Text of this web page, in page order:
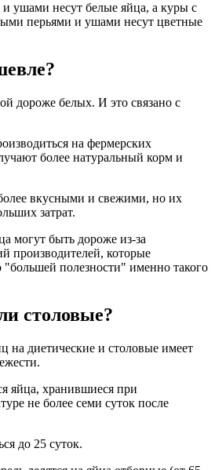
ушами несут белые яйца, а куры с
перьями и ушами несут цветные
дороже белых. И это связано с
на фермерских
более натуральный корм и
вкусными и свежими, но их
затрат.
могут быть дороже из-за
производителей, которые
"большей полезности" именно такого
столовые?
на диетические и столовые имеет
яйца, хранившиеся при
не более семи суток после
до 25 суток.